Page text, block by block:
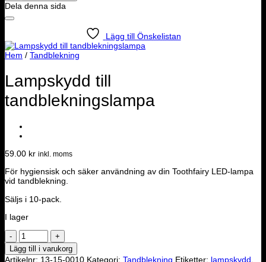
Dela denna sida
Lägg till Önskelistan
Hem / Tandblekning
Lampskydd till
tandblekningslampa
59.00 kr inkl. moms
För hygiensisk och säker användning av din Toothfairy LED-lampa
vid tandblekning.
Säljs i 10-pack.
I lager
Lampskydd
till
tandblekningslampa
Lägg till i varukorg
Artikelnr: 13-15-0010 Kategori: Tandblekning Etiketter: lampskydd